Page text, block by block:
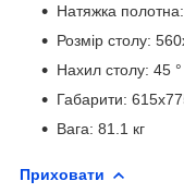
Натяжка
Розмір столу:
Нахил столу: 45 °
Габарити:
Вага: 81.1 кг
Приховати